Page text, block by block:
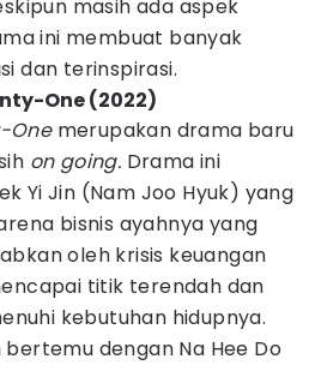
masih ada aspek
ini membuat banyak
dan terinspirasi.
One (2022)
One merupakan drama baru
on going. Drama ini
Yi Jin (Nam Joo Hyuk) yang
bisnis ayahnya yang
oleh krisis keuangan
titik terendah dan
kebutuhan hidupnya.
bertemu dengan Na Hee Do